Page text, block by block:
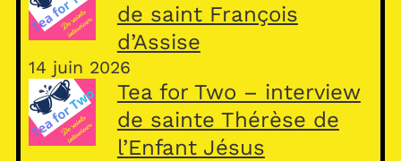
de saint François
d’Assise
14 juin 2026
Tea for Two – interview
de sainte Thérèse de
l’Enfant Jésus